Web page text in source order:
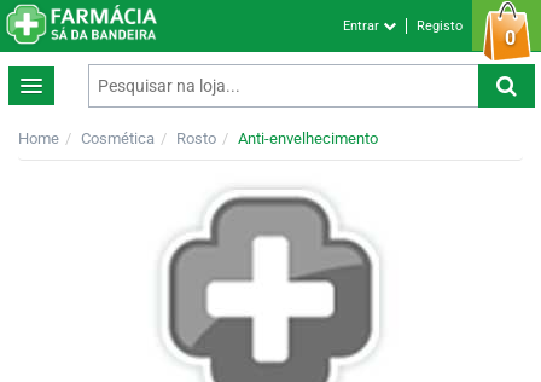
0
Entrar Registo
Home Cosmética Rosto Anti-envelhecimento